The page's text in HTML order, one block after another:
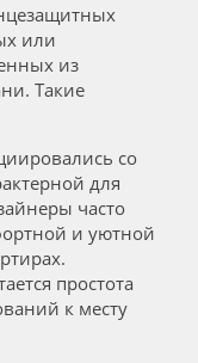
или
из
Такие
со
для
часто
и уютной
простота
к месту